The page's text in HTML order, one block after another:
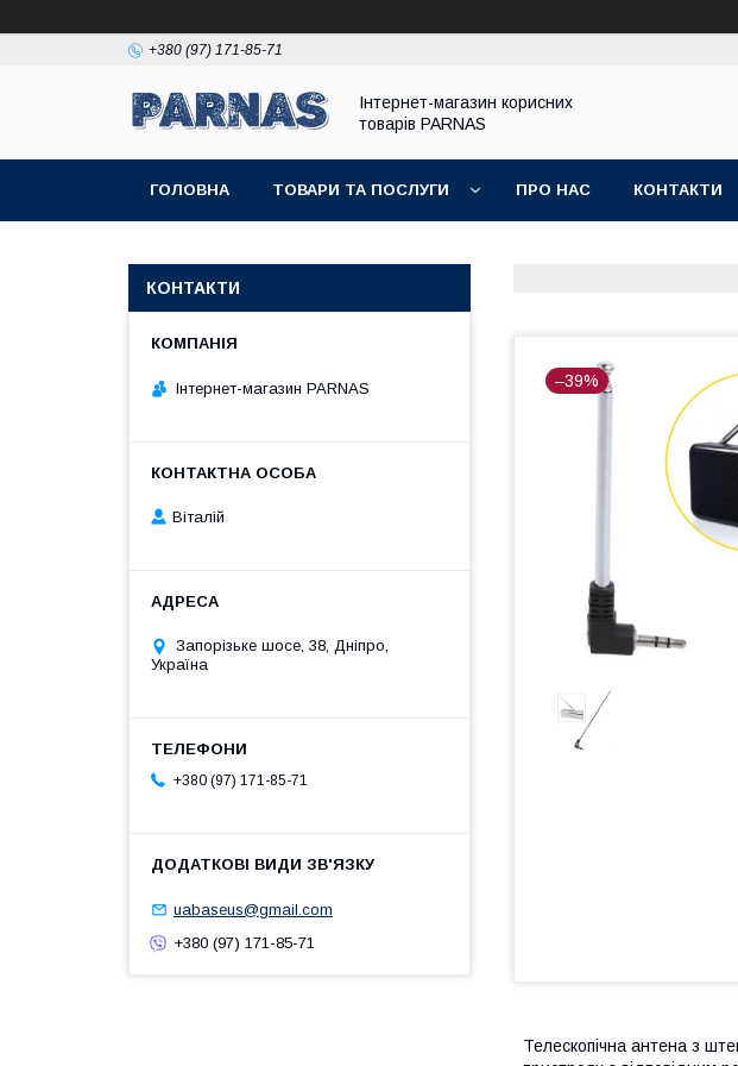
+380 (97) 171-85-71
Інтернет-магазин корисних
товарів PARNAS
ГОЛОВНА ТОВАРИ ТА ПОСЛУГИ ПРО НАС КОНТАКТИ
–39%
Телескопічна антена з
КОНТАКТИ
Інтернет-магазин PARNAS
Віталій
Запорізьке шосе, 38, Дніпро,
Україна
+380 (97) 171-85-71
uabaseus@gmail.com
+380 (97) 171-85-71